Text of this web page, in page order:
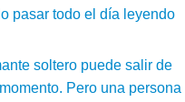
pasar todo el día leyendo
soltero puede salir de
Pero una persona